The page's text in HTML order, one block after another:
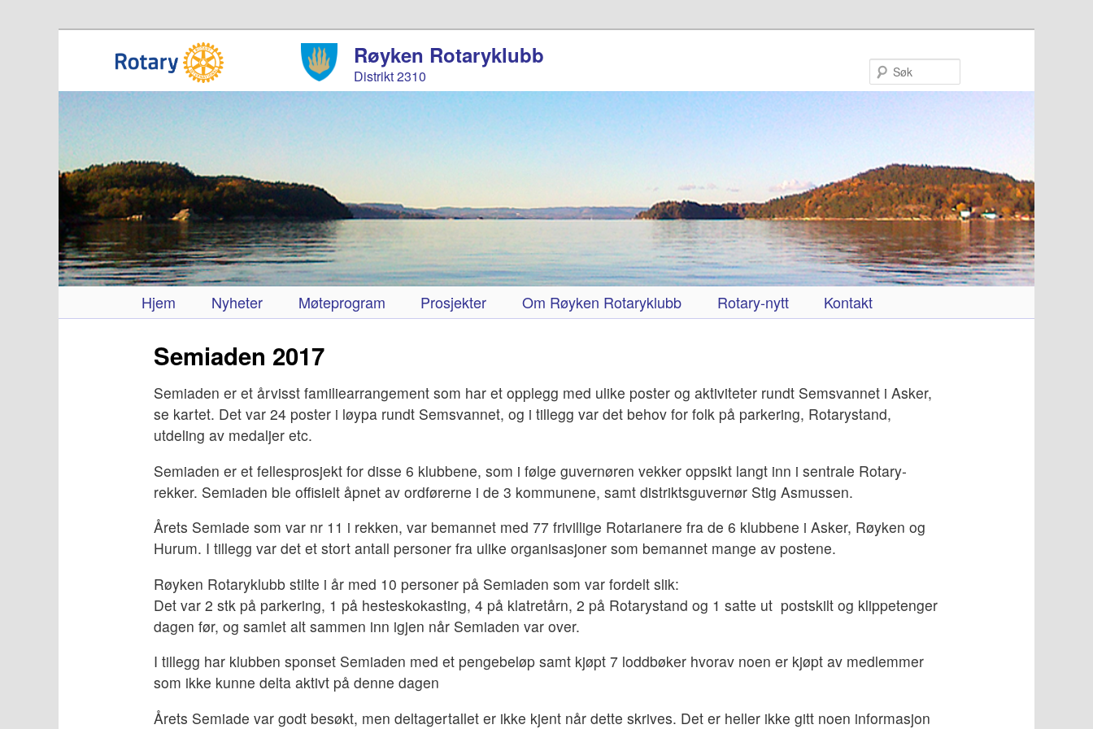
Røyken Rotaryklubb
Distrikt 2310
Søk
Hovedmeny
Gå
til
hovedinnholdet
Hjem Nyheter Møteprogram Prosjekter Om Røyken Rotaryklubb Rotary-nytt Kontakt
Semiaden 2017
Semiaden er et årvisst familiearrangement som har et opplegg med ulike poster og aktiviteter rundt Semsvannet i Asker,
se kartet. Det var 24 poster i løypa rundt Semsvannet, og i tillegg var det behov for folk på parkering, Rotarystand,
utdeling av medaljer etc.
Semiaden er et fellesprosjekt for disse 6 klubbene, som i følge guvernøren vekker oppsikt langt inn i sentrale Rotary-
rekker. Semiaden ble offisielt åpnet av ordførerne i de 3 kommunene, samt distriktsguvernør Stig Asmussen.
Årets Semiade som var nr 11 i rekken, var bemannet med 77 frivillige Rotarianere fra de 6 klubbene i Asker, Røyken og
Hurum. I tillegg var det et stort antall personer fra ulike organisasjoner som bemannet mange av postene.
Røyken Rotaryklubb stilte i år med 10 personer på Semiaden som var fordelt slik:
Det var 2 stk på parkering, 1 på hesteskokasting, 4 på klatretårn, 2 på Rotarystand og 1 satte ut postskilt og klippetenger
dagen før, og samlet alt sammen inn igjen når Semiaden var over.
I tillegg har klubben sponset Semiaden med et pengebeløp samt kjøpt 7 loddbøker hvorav noen er kjøpt av medlemmer
som ikke kunne delta aktivt på denne dagen
Årets Semiade var godt besøkt, men deltagertallet er ikke kjent når dette skrives. Det er heller ikke gitt noen informasjon